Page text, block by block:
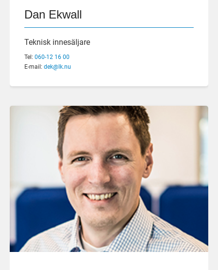
Dan Ekwall
Teknisk innesäljare
Tel: 060-12 16 00
E-mail: dek@lk.nu